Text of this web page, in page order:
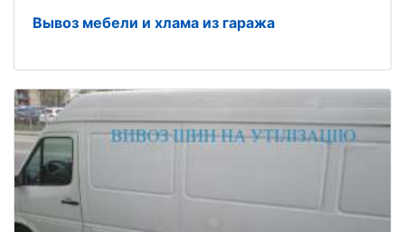
Вывоз мебели и хлама из гаража